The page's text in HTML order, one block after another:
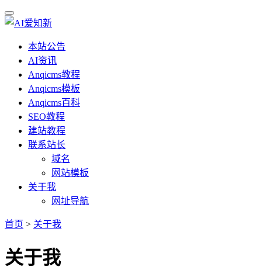
本站公告
AI资讯
Anqicms教程
Anqicms模板
Anqicms百科
SEO教程
建站教程
联系站长
域名
网站模板
关于我
网址导航
首页 > 关于我
关于我